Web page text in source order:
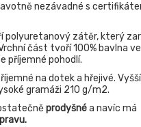
nezávadné s
polyuretanový zátěr, který
část tvoří 100% bavlna
příjemné pohodlí.
na dotek a hřejivé. Vyšší
gramáži 210 g/m2.
prodyšnéa navíc má